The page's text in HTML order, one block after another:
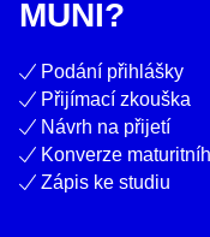
MUNI?
Podání přihlášky
Přijímací zkouška
Návrh na přijetí
Konverze
Zápis ke studiu